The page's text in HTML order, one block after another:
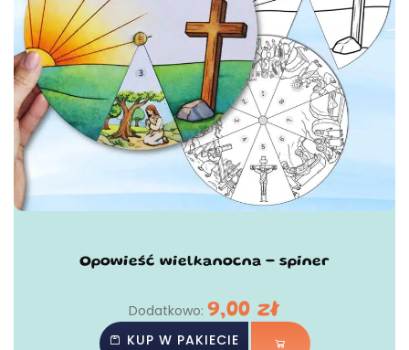
Opowieść wielkanocna - spiner
Dodatkowo:9,00zł
KUP W PAKIECIE